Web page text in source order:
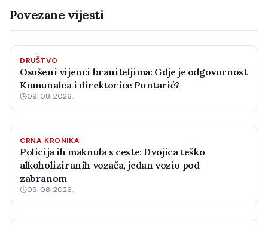
Povezane vijesti
DRUŠTVO
Osušeni vijenci braniteljima: Gdje je odgovornost
Komunalca i direktorice Puntarić?
09. 08. 2026.
CRNA KRONIKA
Policija ih maknula s ceste: Dvojica teško
alkoholiziranih vozača, jedan vozio pod
zabranom
09. 08. 2026.